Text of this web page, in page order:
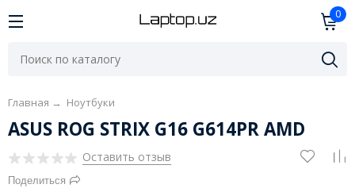
0
Главная → Ноутбуки
ASUS ROG STRIX G16 G614PR AMD
Оставить отзыв
Поделиться